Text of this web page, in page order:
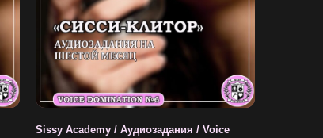
Sissy Academy / Аудиозадания / Voice